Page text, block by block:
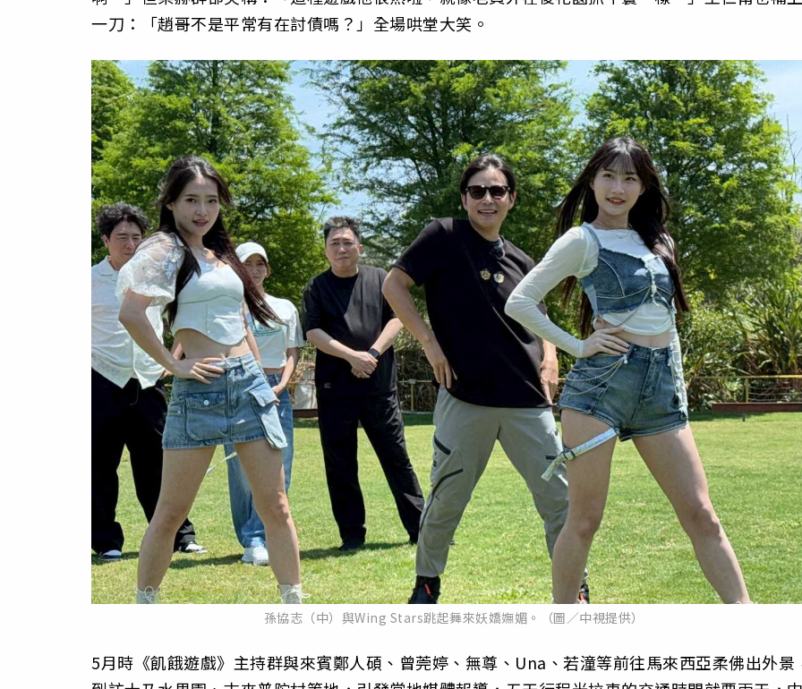
一刀：「趙哥不是平常有在討債嗎？」全場哄堂大笑。
孫協志（中）與Wing Stars跳起舞來妖嬌嫵媚。（圖／中視提供）
5月時《飢餓遊戲》主持群與來賓鄭人碩、曾莞婷、無尊、Una、若潼等前往馬來西亞柔佛出外景